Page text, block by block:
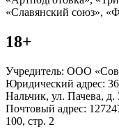
«Славянский союз»,
18+
Учредитель: ООО
Юридический адрес:
Нальчик, ул. Пачева, д.
Почтовый адрес:
100, стр. 2